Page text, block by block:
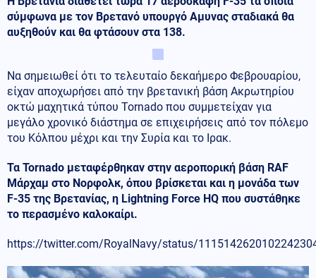
σύμφωνα με τον Βρετανό υπουργό Αμυνας σταδιακά θα
αυξηθούν και θα φτάσουν στα 138.
Να σημειωθεί ότι το τελευταίο δεκαήμερο Φεβρουαρίου,
είχαν αποχωρήσει από την βρετανική βάση Ακρωτηρίου
οκτώ μαχητικά τύπου Tornado που συμμετείχαν για
μεγάλο χρονικό διάστημα σε επιχειρήσεις από τον πόλεμο
του Κόλπου μέχρι και την Συρία και το Ιρακ.
Τα Tornado μεταφέρθηκαν στην αεροπορική βάση RAF
Μάρχαμ στο Νορφολκ, όπου βρίσκεται και η μονάδα των
F-35 της Βρετανίας, η Lightning Force HQ που συστάθηκε
το περασμένο καλοκαίρι.
https://twitter.com/RoyalNavy/status/